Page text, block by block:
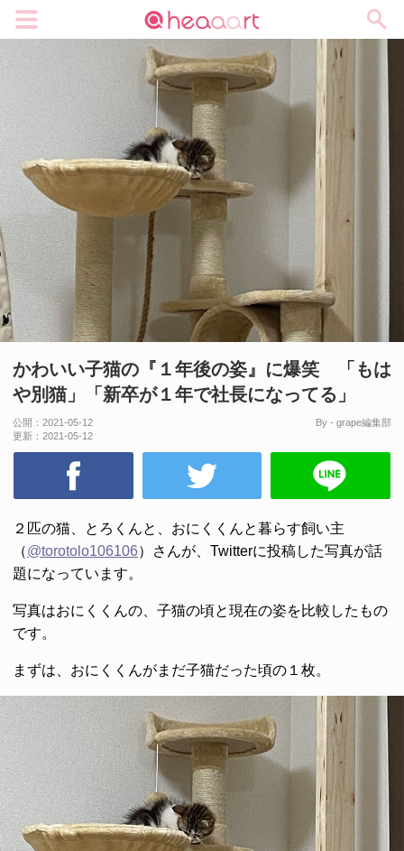
かわいい子猫の『１年後の姿』に爆笑 「もは
や別猫」「新卒が１年で社長になってる」
公開： 2021-05-12
更新： 2021-05-12
By - grape編集部
２匹の猫、とろくんと、おにくくんと暮らす飼い主
（@torotolo106106）さんが、Twitterに投稿した写真が話
題になっています。
写真はおにくくんの、子猫の頃と現在の姿を比較したもの
です。
まずは、おにくくんがまだ子猫だった頃の１枚。